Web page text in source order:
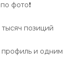
фото❗️
позиций
и одним